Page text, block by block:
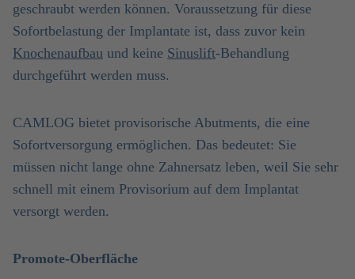
geschraubt werden können. Voraussetzung für diese
Sofortbelastung der Implantate ist, dass zuvor kein
Knochenaufbau und keine Sinuslift-Behandlung
durchgeführt werden muss.
CAMLOG bietet provisorische Abutments, die eine
Sofortversorgung ermöglichen. Das bedeutet: Sie
müssen nicht lange ohne Zahnersatz leben, weil Sie sehr
schnell mit einem Provisorium auf dem Implantat
versorgt werden.
Promote-Oberfläche